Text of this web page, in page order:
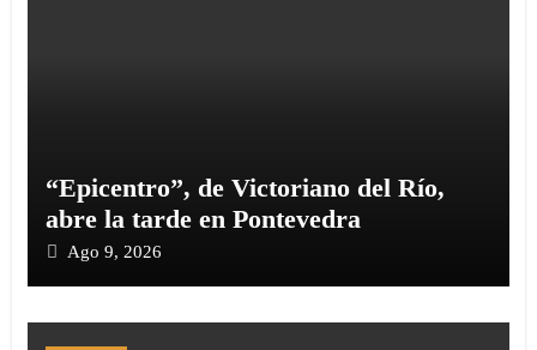
“Epicentro”, de Victoriano del Río,
abre la tarde en Pontevedra
Ago 9, 2026